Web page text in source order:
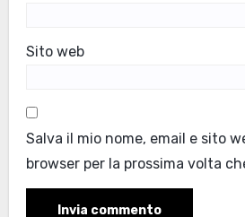
Sito web
Salva il mio nome, email e sito
browser per la prossima volta